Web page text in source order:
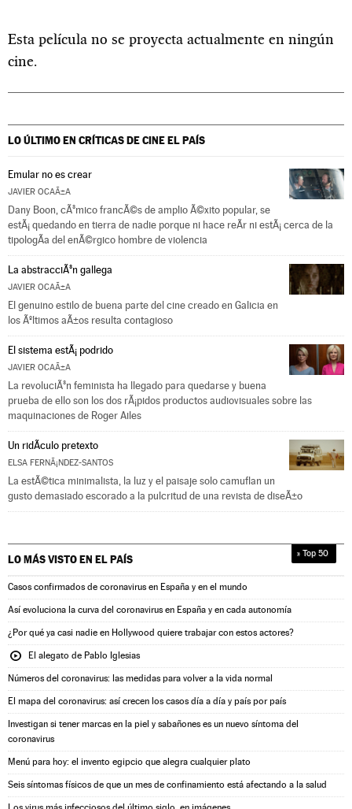
Esta película no se proyecta actualmente en ningún
cine.
LO ÚLTIMO EN CRÍTICAS DE CINEEL PAÍS
Emular no es crear
JAVIER OCAÃ±A
Dany Boon, cÃ³mico francÃ©s de amplio Ã©xito popular, se
estÃ¡ quedando en tierra de nadie porque ni hace reÃ­r ni estÃ¡ cerca de la
tipologÃ­a del enÃ©rgico hombre de violencia
La abstracciÃ³n gallega
JAVIER OCAÃ±A
El genuino estilo de buena parte del cine creado en Galicia en
los Ãºltimos aÃ±os resulta contagioso
El sistema estÃ¡ podrido
JAVIER OCAÃ±A
La revoluciÃ³n feminista ha llegado para quedarse y buena
prueba de ello son los dos rÃ¡pidos productos audiovisuales sobre las
maquinaciones de Roger Ailes
Un ridÃ­culo pretexto
ELSA FERNÃ¡NDEZ-SANTOS
La estÃ©tica minimalista, la luz y el paisaje solo camuflan un
gusto demasiado escorado a la pulcritud de una revista de diseÃ±o
LO MÁS VISTO EN EL PAÍS » Top 50
Casos confirmados de coronavirus en España y en el mundo
Así evoluciona la curva del coronavirus en España y en cada autonomía
¿Por qué ya casi nadie en Hollywood quiere trabajar con estos actores?
El alegato de Pablo Iglesias
Números del coronavirus: las medidas para volver a la vida normal
El mapa del coronavirus: así crecen los casos día a día y país por país
Investigan si tener marcas en la piel y sabañones es un nuevo síntoma del
coronavirus
Menú para hoy: el invento egipcio que alegra cualquier plato
Seis síntomas físicos de que un mes de confinamiento está afectando a la salud